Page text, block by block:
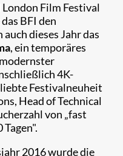
Film Festival
BFI den
dieses Jahr das
, ein temporäres
4K-
Festivalneuheit
Head of Technical
von „fast
2016 wurde die